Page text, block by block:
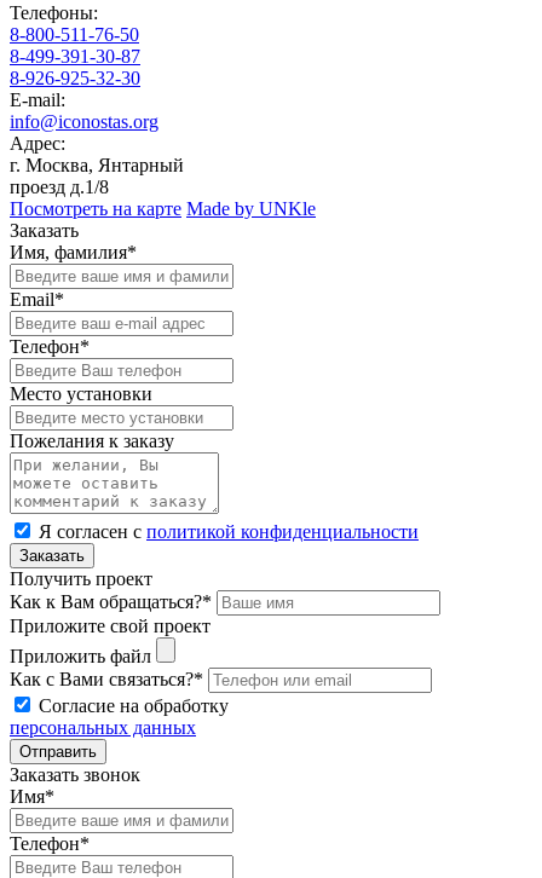
Телефоны:
8-800-511-76-50
8-499-391-30-87
8-926-925-32-30
E-mail:
info@iconostas.org
Адрес:
г. Москва, Янтарный
проезд д.1/8
Посмотреть на карте Made by UNKle
Заказать
Имя, фамилия*
Email*
Телефон*
Место установки
Пожелания к заказу
Я согласен с политикой конфиденциальности
Заказать
Получить проект
Как к Вам обращаться?*
Приложите свой проект
Приложить файл
Как с Вами связаться?*
Согласие на обработку
персональных данных
Отправить
Заказать звонок
Имя*
Телефон*